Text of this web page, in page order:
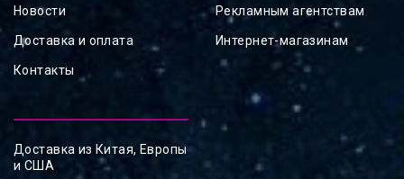
Новости
Доставка и оплата
Контакты
Рекламным агентствам
Интернет-магазинам
Доставка из Китая, Европы
и США